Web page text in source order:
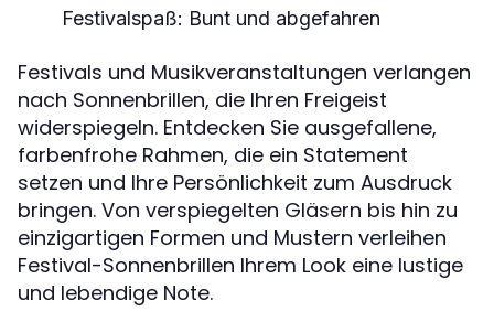
Festivalspaß: Bunt und abgefahren
Festivals und Musikveranstaltungen verlangen
nach Sonnenbrillen, die Ihren Freigeist
widerspiegeln. Entdecken Sie ausgefallene,
farbenfrohe Rahmen, die ein Statement
setzen und Ihre Persönlichkeit zum Ausdruck
bringen. Von verspiegelten Gläsern bis hin zu
einzigartigen Formen und Mustern verleihen
Festival-Sonnenbrillen Ihrem Look eine lustige
und lebendige Note.